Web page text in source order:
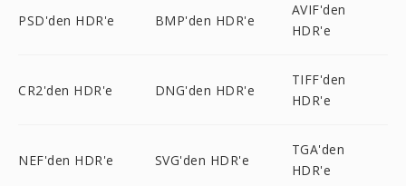
PSD'den HDR'e BMP'den HDR'e
AVIF'den
HDR'e
CR2'den HDR'e DNG'den HDR'e
TIFF'den
HDR'e
NEF'den HDR'e SVG'den HDR'e
TGA'den
HDR'e